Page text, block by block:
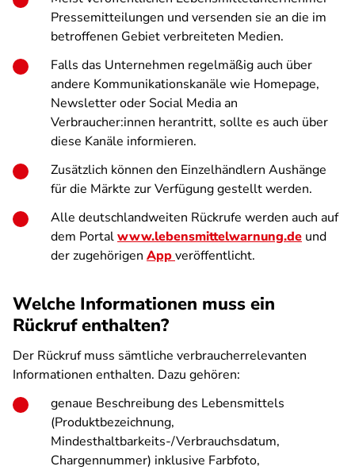
Pressemitteilungen und versenden sie an die im
betroffenen Gebiet verbreiteten Medien.
Falls das Unternehmen regelmäßig auch über
andere Kommunikationskanäle wie Homepage,
Newsletter oder Social Media an
Verbraucher:innen herantritt, sollte es auch über
diese Kanäle informieren.
Zusätzlich können den Einzelhändlern Aushänge
für die Märkte zur Verfügung gestellt werden.
Alle deutschlandweiten Rückrufe werden auch auf
dem Portalwww.lebensmittelwarnung.de und
der zugehörigen Appveröffentlicht.
Welche Informationen muss ein
Rückruf enthalten?
Der Rückruf muss sämtliche verbraucherrelevanten
Informationen enthalten. Dazu gehören:
genaue Beschreibung des Lebensmittels
(Produktbezeichnung,
Mindesthaltbarkeits-/Verbrauchsdatum,
Chargennummer) inklusive Farbfoto,